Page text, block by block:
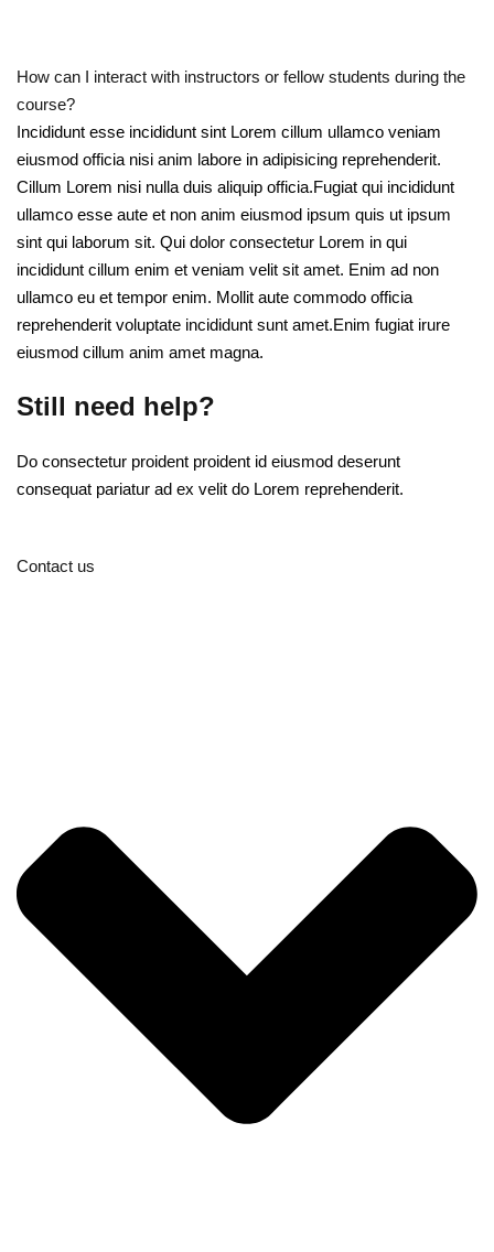
How can I interact with instructors or fellow students during the
course?
Incididunt esse incididunt sint Lorem cillum ullamco veniam
eiusmod officia nisi anim labore in adipisicing reprehenderit.
Cillum Lorem nisi nulla duis aliquip officia.Fugiat qui incididunt
ullamco esse aute et non anim eiusmod ipsum quis ut ipsum
sint qui laborum sit. Qui dolor consectetur Lorem in qui
incididunt cillum enim et veniam velit sit amet. Enim ad non
ullamco eu et tempor enim. Mollit aute commodo officia
reprehenderit voluptate incididunt sunt amet.Enim fugiat irure
eiusmod cillum anim amet magna.
Still need help?
Do consectetur proident proident id eiusmod deserunt
consequat pariatur ad ex velit do Lorem reprehenderit.
Contact us